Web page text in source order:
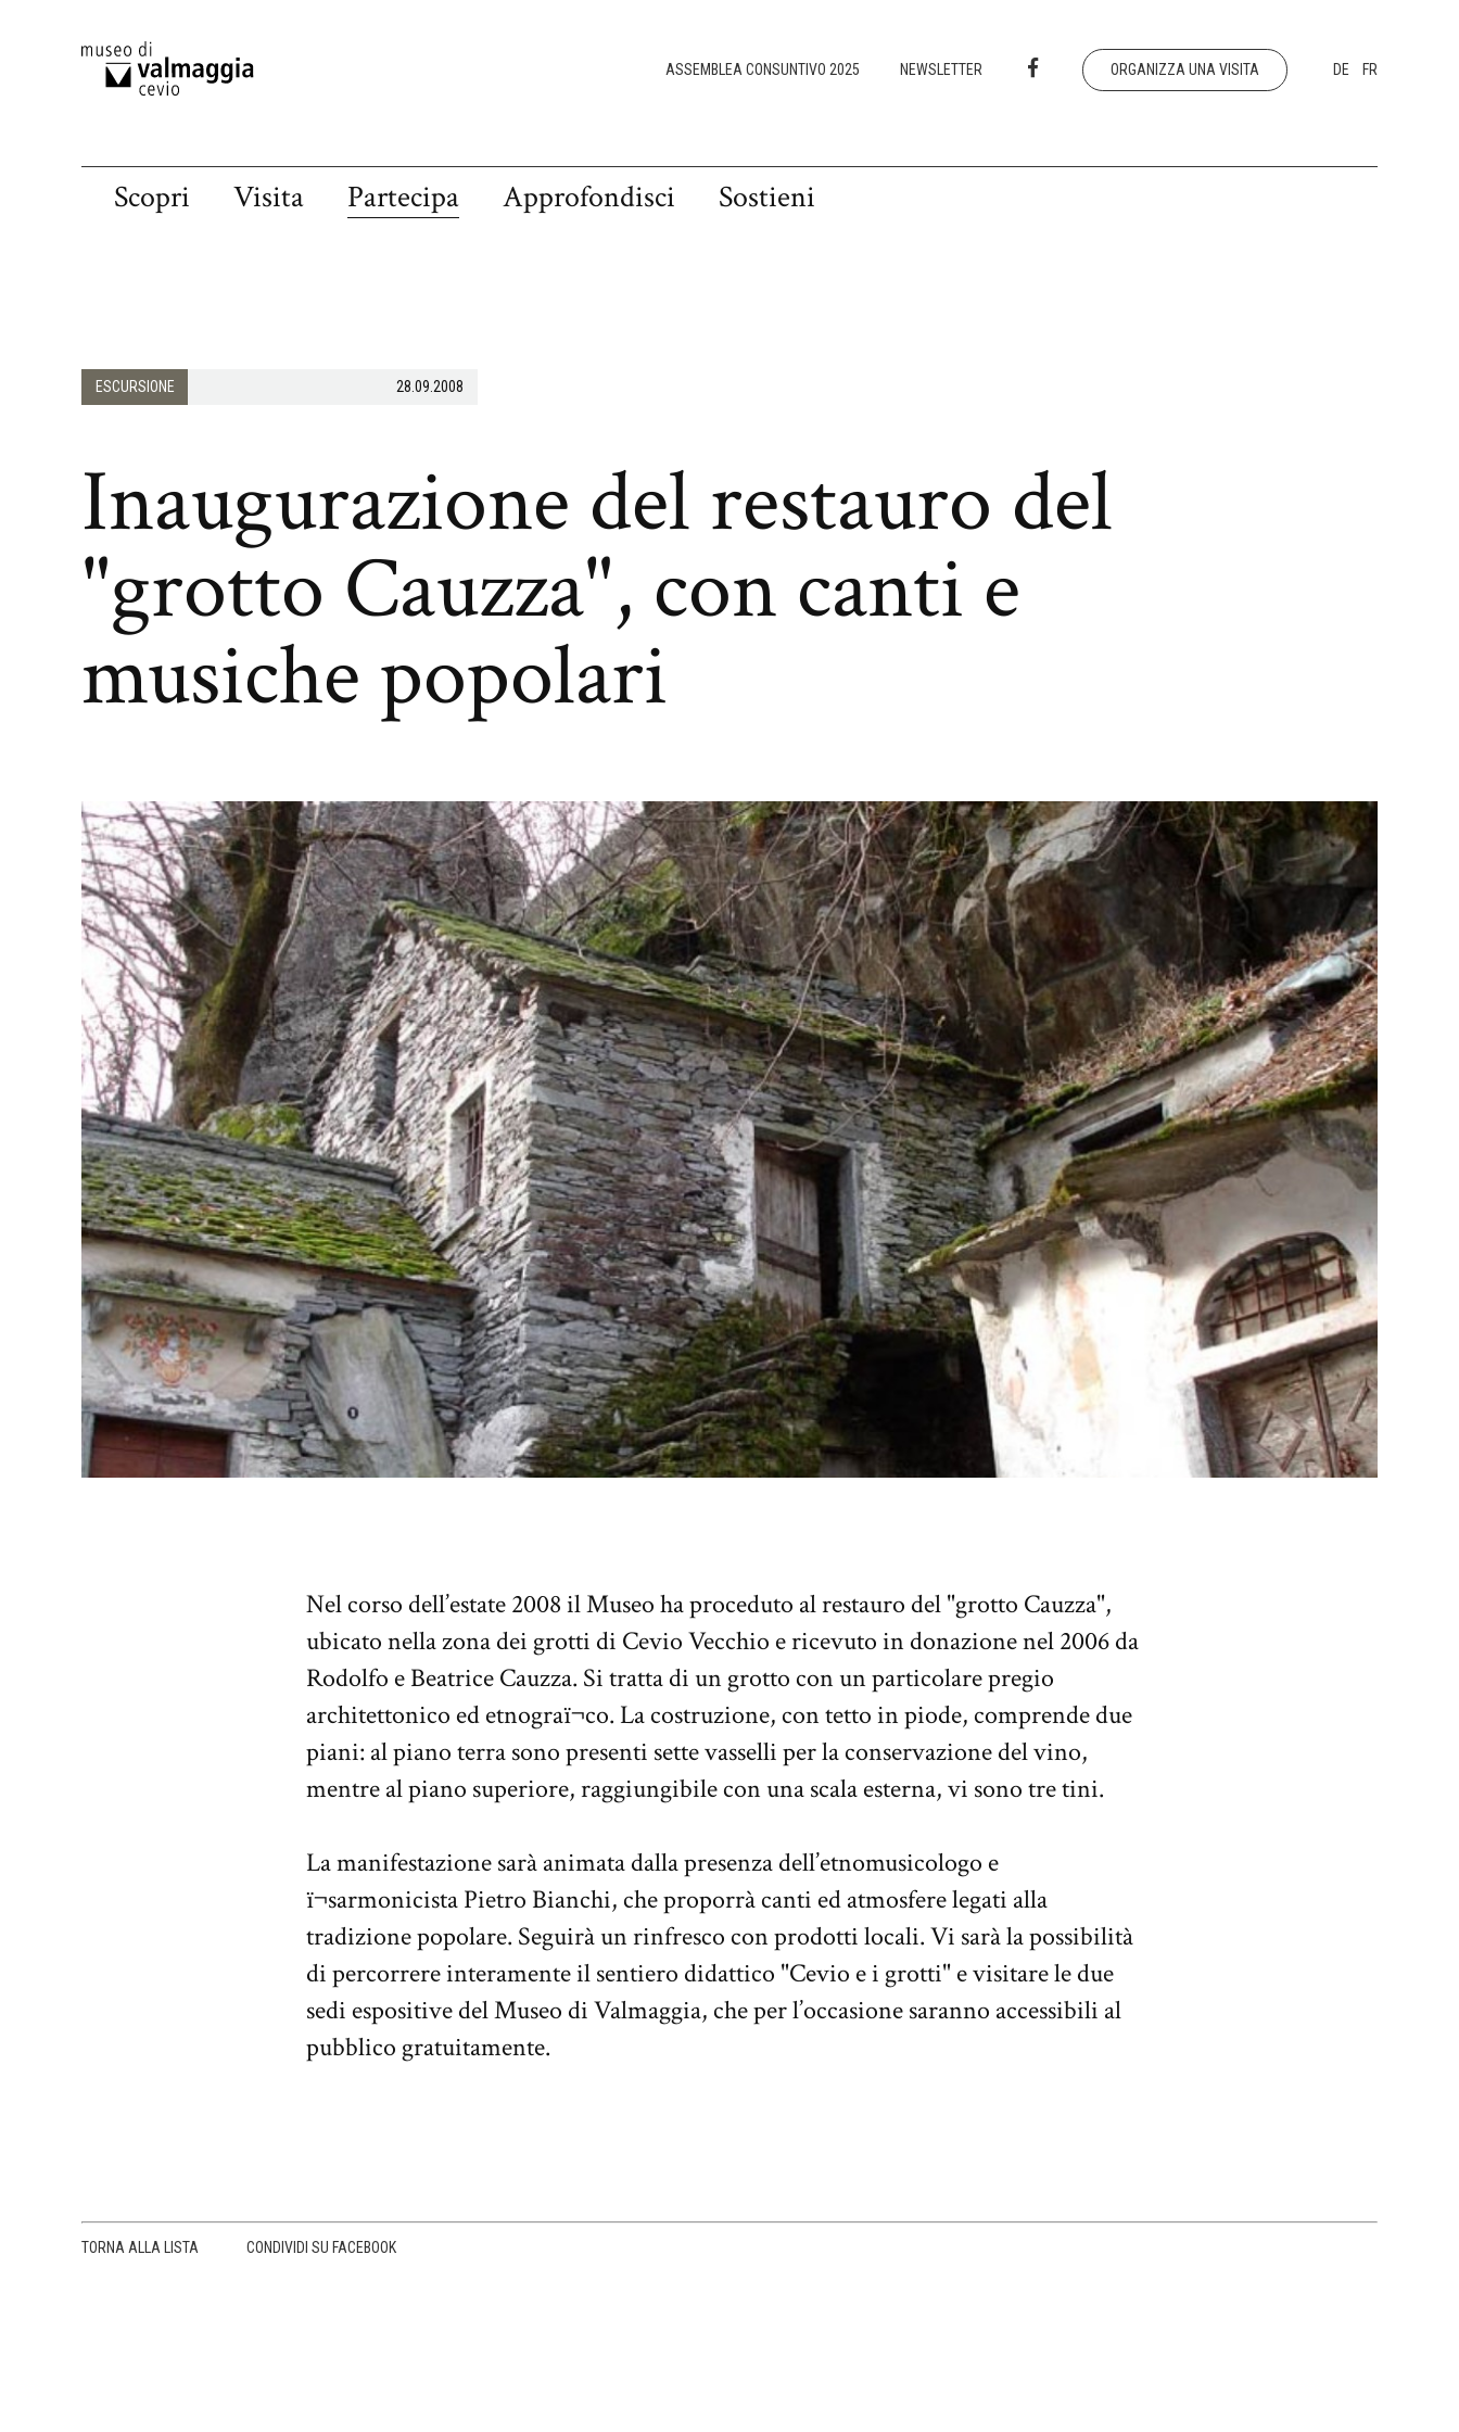
ASSEMBLEA CONSUNTIVO 2025 NEWSLETTER ORGANIZZA UNA VISITA DE FR
Scopri Visita Partecipa Approfondisci Sostieni
ESCURSIONE 28.09.2008
Inaugurazione del restauro del
"grotto Cauzza", con canti e
musiche popolari
Nel corso dell’estate 2008 il Museo ha proceduto al restauro del "grotto Cauzza",
ubicato nella zona dei grotti di Cevio Vecchio e ricevuto in donazione nel 2006 da
Rodolfo e Beatrice Cauzza. Si tratta di un grotto con un particolare pregio
architettonico ed etnograï¬co. La costruzione, con tetto in piode, comprende due
piani: al piano terra sono presenti sette vasselli per la conservazione del vino,
mentre al piano superiore, raggiungibile con una scala esterna, vi sono tre tini.
La manifestazione sarà animata dalla presenza dell’etnomusicologo e
ï¬sarmonicista Pietro Bianchi, che proporrà canti ed atmosfere legati alla
tradizione popolare. Seguirà un rinfresco con prodotti locali. Vi sarà la possibilità
di percorrere interamente il sentiero didattico "Cevio e i grotti" e visitare le due
sedi espositive del Museo di Valmaggia, che per l’occasione saranno accessibili al
pubblico gratuitamente.
TORNA ALLA LISTA CONDIVIDI SU FACEBOOK